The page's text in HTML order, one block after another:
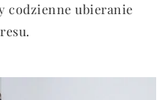
codzienne ubieranie